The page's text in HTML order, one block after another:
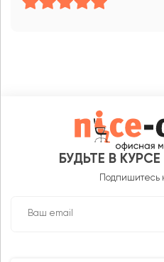
БУДЬТЕ В
Подпишитесь